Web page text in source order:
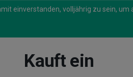
einverstanden, volljährig zu sein,
Kauft ein